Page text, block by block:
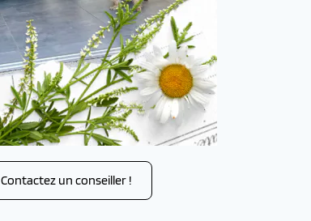
Contactez un conseiller !